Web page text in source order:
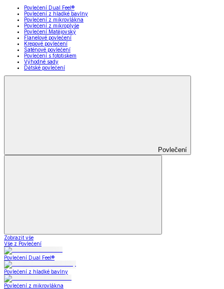
Povlečení Dual Feel®
Povlečení z hladké bavlny
Povlečení z mikrovlákna
Povlečení z mikroplyše
Povlečení Matějovský
Flanelové povlečení
Krepové povlečení
Saténové povlečení
Povlečení s fototiskem
Výhodné sady
Dětské povlečení
Povlečení
Zobrazit vše
Vše z Povlečení
Povlečení Dual Feel®
Povlečení z hladké bavlny
Povlečení z mikrovlákna